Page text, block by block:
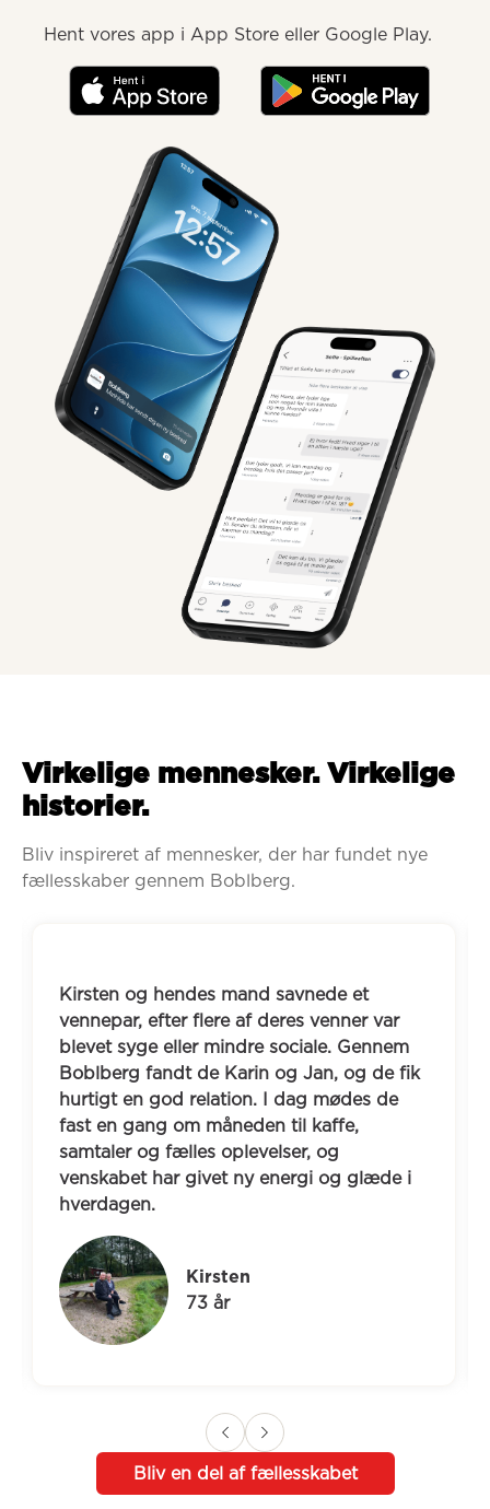
Hent vores app i App Store eller Google Play.
Virkelige mennesker. Virkelige
historier.
Bliv inspireret af mennesker, der har fundet nye
fællesskaber gennem Boblberg.
Kirsten og hendes mand savnede et
vennepar, efter flere af deres venner var
blevet syge eller mindre sociale. Gennem
Boblberg fandt de Karin og Jan, og de fik
hurtigt en god relation. I dag mødes de
fast en gang om måneden til kaffe,
samtaler og fælles oplevelser, og
venskabet har givet ny energi og glæde i
hverdagen.
Kirsten
73 år
Bliv en del af fællesskabet